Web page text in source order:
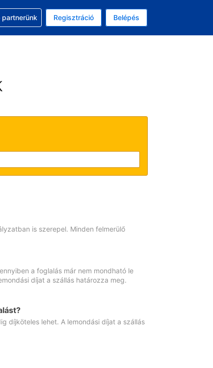
pénznem: amerikai dollár
nyelv: Magyar
partnerünk Regisztráció Belépés
is szerepel. Minden felmerülő
a foglalás már nem mondható le
díjat a szállás határozza meg.
díjköteles lehet. A lemondási díjat a szállás